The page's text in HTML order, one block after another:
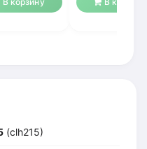
(clh215)